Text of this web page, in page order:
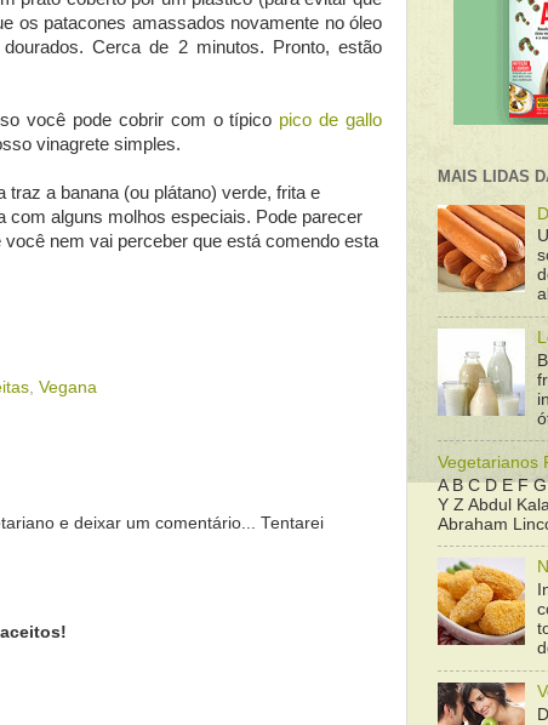
os patacones amassados novamente no óleo
Cerca de 2 minutos. Pronto, estão
você pode cobrir com o típico pico de gallo
vinagrete simples.
a banana (ou plátano) verde, frita e
com alguns molhos especiais. Pode parecer
nem vai perceber que está comendo esta
Vegana
e deixar um comentário... Tentarei
MAIS LIDAS
Vegetarianos
A B C D E F
Y Z Abdul
Abraham